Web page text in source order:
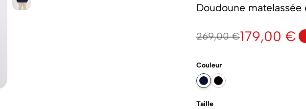
Doudoune
269,00€179,00 €
Couleur
Taille